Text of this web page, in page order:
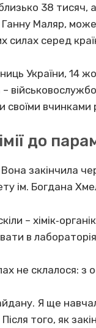
38 тисяч,
Ганну Маляр,
силах серед
України, 14
своїми
до
Вона закінчила
ім. Богдана
–
в
не склалося: з
Я ще
того, як